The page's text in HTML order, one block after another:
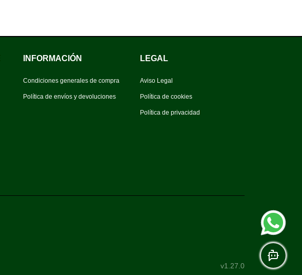
INFORMACIÓN
Condiciones generales de compra
Política de envíos y devoluciones
LEGAL
Aviso Legal
Política de cookies
Política de privacidad
v1.27.0